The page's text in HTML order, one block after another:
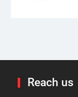
Reach us